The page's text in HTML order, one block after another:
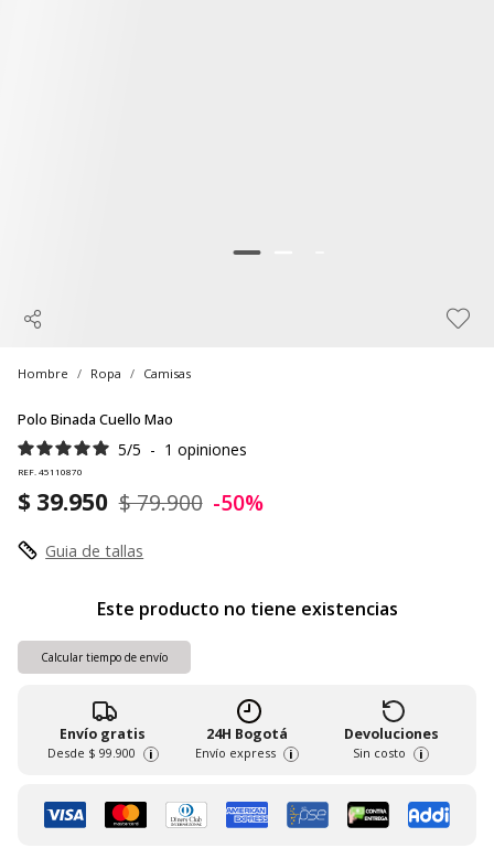
Hombre Ropa Camisas
Polo Binada Cuello Mao
5/5 - 1 opiniones
REF. 45110870
$ 39.950 $ 79.900 -50%
Guia de tallas
Este producto no tiene existencias
Calcular tiempo de envío
Envío gratis
Desde $ 99.900 i
24H Bogotá
Envío express i
Devoluciones
Sin costo i